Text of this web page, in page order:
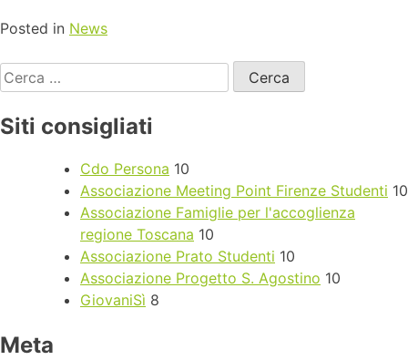
Posted in News
Siti consigliati
Cdo Persona 10
Associazione Meeting Point Firenze Studenti 10
Associazione Famiglie per l'accoglienza
regione Toscana 10
Associazione Prato Studenti 10
Associazione Progetto S. Agostino 10
GiovaniSì 8
Meta